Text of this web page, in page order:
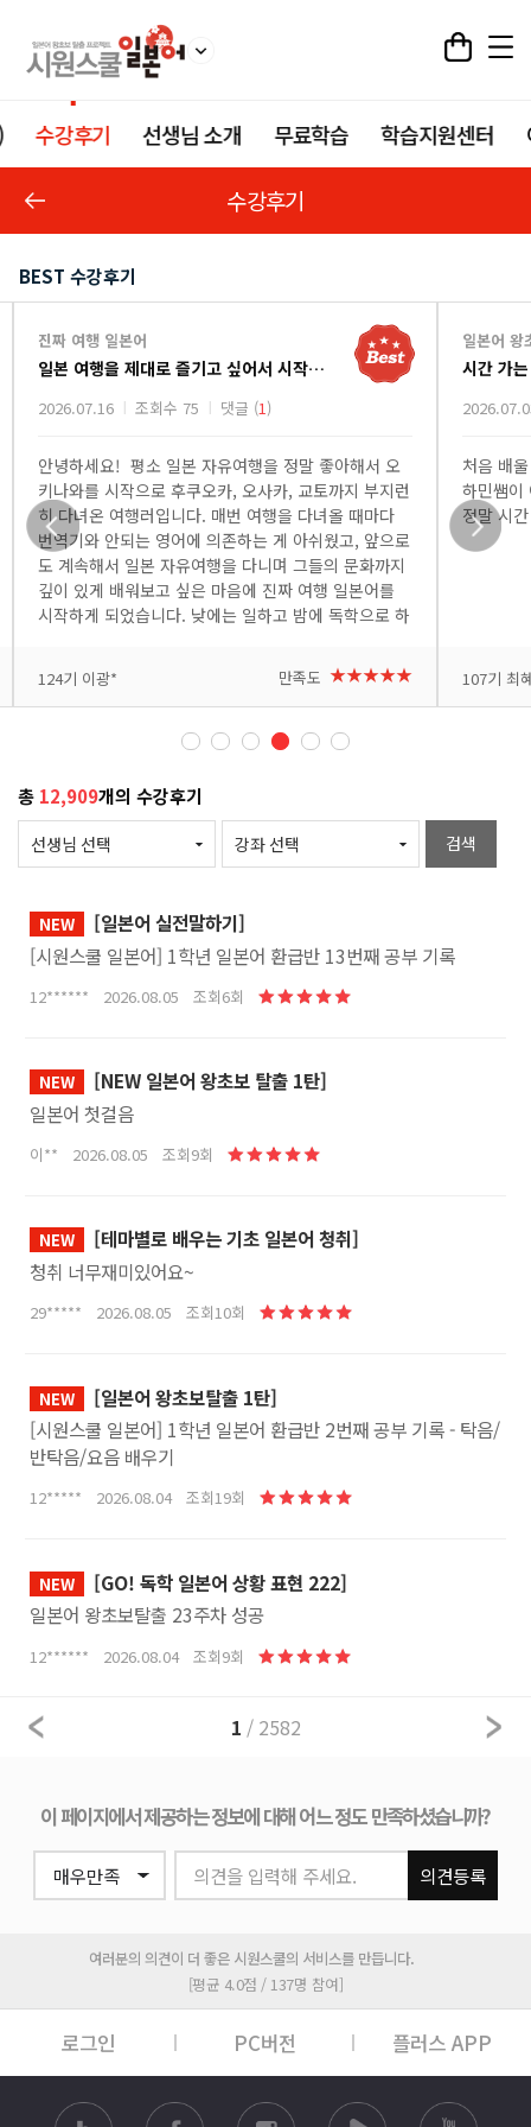
수강후기 선생님 소개 무료학습 학습지원센터
수강후기
BEST 수강후기
진짜 여행 일본어
일본 여행을 제대로 즐기고 싶어서 시작한 진짜 여행 일본어 강의
2026.07.16 조회수 75 댓글 (1 )
안녕하세요! 평소 일본 자유여행을 정말 좋아해서 오
키나와를 시작으로 후쿠오카, 오사카, 교토까지 부지런
히 다녀온 여행러입니다. 매번 여행을 다녀올 때마다
번역기와 안되는 영어에 의존하는 게 아쉬웠고, 앞으로
도 계속해서 일본 자유여행을 다니며 그들의 문화까지
깊이 있게 배워보고 싶은 마음에 진짜 여행 일본어를
시작하게 되었습니다. 낮에는 일하고 밤에 독학으로 하
생님이 쉽고 재미있게 가르쳐 주셔서 배울수록 흥미가
붙고 있습니다. 다음 여행에서 꼭 써봐야지 하는 표현
이 나올 때마다 메모도 하고 복습도 하고 있습니다. 반
복해서 제 것으로 만들고 싶고, 시간도 아쉽지만 여러
고 있습니다. 열심히 공부해서 다음 일본 여행은 직접
소통하는 완벽한 자유여행으로 만들어 보겠습니다. 좋
은 강의 감사합니다!
124기 이광* 만족도★★★★★
일본어 왕
시간 가는
2026.07.03
처음 배
하민쌤이
정말 시간
107기 최혜*
총 12,909개의 수강후기
검색
NEW
[일본어 실전말하기]
[시원스쿨 일본어] 1학년 일본어 환급반 13번째 공부 기록
12****** 2026.08.05 조회6회
NEW
[NEW 일본어 왕초보 탈출 1탄]
일본어 첫걸음
이** 2026.08.05 조회9회
NEW
[테마별로 배우는 기초 일본어 청취]
청취 너무재미있어요~
29***** 2026.08.05 조회10회
NEW
[일본어 왕초보탈출 1탄]
[시원스쿨 일본어] 1학년 일본어 환급반 2번째 공부 기록 - 탁음/
반탁음/요음 배우기
12***** 2026.08.04 조회19회
NEW
[GO! 독학 일본어 상황 표현 222]
일본어 왕초보탈출 23주차 성공
12****** 2026.08.04 조회9회
1 / 2582
이 페이지에서 제공하는 정보에 대해 어느 정도 만족하셨습니까?
의견을 입력해 주세요. 의견등록
여러분의 의견이 더 좋은 시원스쿨의 서비스를 만듭니다.
[평균 4.0점 / 137명 참여]
로그인 PC버전 플러스 APP